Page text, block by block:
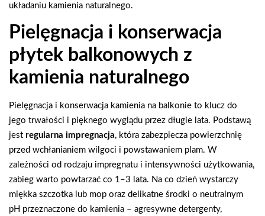
układaniu kamienia naturalnego.
Pielęgnacja i konserwacja
płytek balkonowych z
kamienia naturalnego
Pielęgnacja i konserwacja kamienia na balkonie to klucz do
jego trwałości i pięknego wyglądu przez długie lata. Podstawą
jest regularna impregnacja, która zabezpiecza powierzchnię
przed wchłanianiem wilgoci i powstawaniem plam. W
zależności od rodzaju impregnatu i intensywności użytkowania,
zabieg warto powtarzać co 1–3 lata. Na co dzień wystarczy
miękka szczotka lub mop oraz delikatne środki o neutralnym
pH przeznaczone do kamienia – agresywne detergenty,